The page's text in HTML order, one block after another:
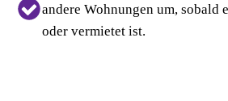
andere Wohnungen um, sobald
oder vermietet ist.